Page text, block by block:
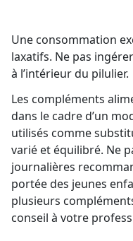
Une consommation
laxatifs. Ne pas
à l’intérieur du pilulier.
Les compléments
dans le cadre d’un
utilisés comme
varié et équilibré. Ne
journalières
portée des jeunes
plusieurs
conseil à votre